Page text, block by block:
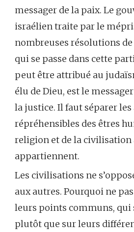
messager de la paix. Le
israélien traite par le
nombreuses résolutions de
qui se passe dans cette
peut être attribué au
élu de Dieu, est le
la justice. Il faut séparer les
répréhensibles des êtres
religion et de la civilisation
appartiennent.
Les civilisations ne
aux autres. Pourquoi ne
leurs points communs, qui
plutôt que sur leurs